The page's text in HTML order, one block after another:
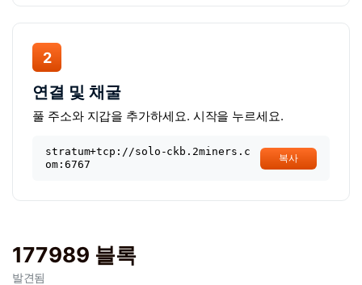
2
연결 및 채굴
풀 주소와 지갑을 추가하세요. 시작을 누르세요.
stratum+tcp://solo-ckb.2miners.c
om:6767
복사
177989 블록
발견됨